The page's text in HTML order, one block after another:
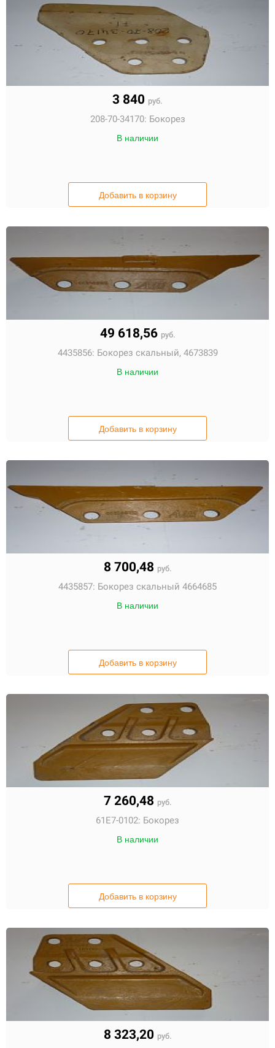
3 840 руб.
208-70-34170: Бокорез
В наличии
Добавить в корзину
49 618,56 руб.
4435856: Бокорез скальный, 4673839
В наличии
Добавить в корзину
8 700,48 руб.
4435857: Бокорез скальный 4664685
В наличии
Добавить в корзину
7 260,48 руб.
61E7-0102: Бокорез
В наличии
Добавить в корзину
8 323,20 руб.